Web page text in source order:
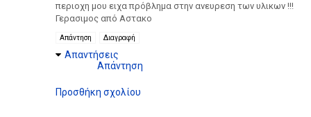
περιοχη μου ειχα πρόβλημα στην ανευρεση των υλικων !!!
Γερασιμος από Αστακο
Απάντηση Διαγραφή
Απαντήσεις
Απάντηση
Προσθήκη σχολίου